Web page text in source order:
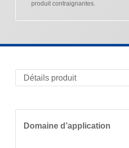
produit contraignantes.
Domaine d’application